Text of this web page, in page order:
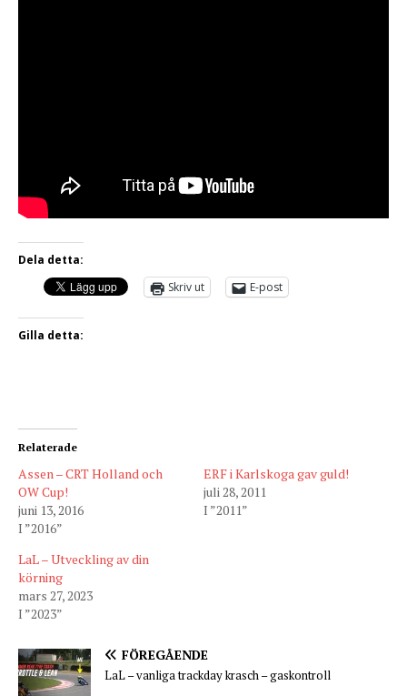
Dela detta:
Skriv ut
E-post
Gilla detta:
Relaterade
Assen – CRT Holland och
OW Cup!
juni 13, 2016
I ”2016”
ERF i Karlskoga gav guld!
juli 28, 2011
I ”2011”
LaL – Utveckling av din
körning
mars 27, 2023
I ”2023”
FÖREGÅENDE
LaL – vanliga trackday krasch – gaskontroll